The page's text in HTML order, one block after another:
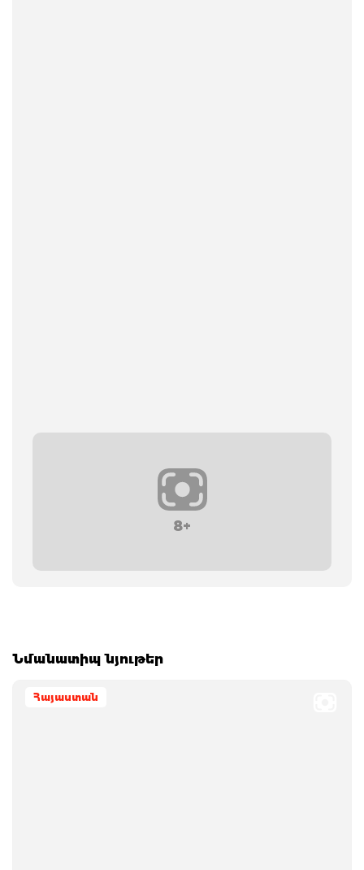
8+
Նմանատիպ նյութեր
Հայաստան